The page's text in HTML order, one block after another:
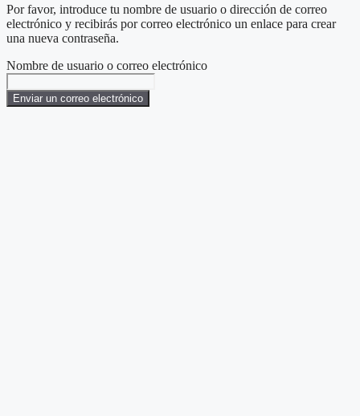
Por favor, introduce tu nombre de usuario o dirección de correo
electrónico y recibirás por correo electrónico un enlace para crear
una nueva contraseña.
Nombre de usuario o correo electrónico
Enviar un correo electrónico